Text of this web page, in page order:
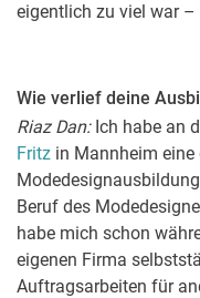
eigentlich zu viel war
Wie verlief deine
Riaz Dan:Ich habe an
Fritz in Mannheim
Beruf des
habe mich schon
eigenen Firma
Auftragsarbeiten für